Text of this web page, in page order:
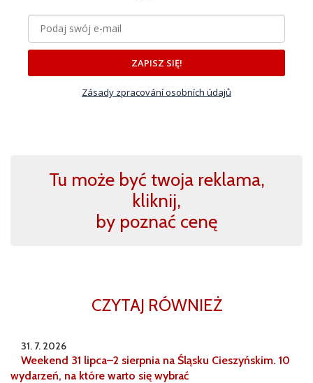
ZAPISZ SIĘ!
Zásady zpracování osobních údajů
Tu może być twoja reklama,
kliknij,
by poznać cenę
CZYTAJ RÓWNIEŻ
31. 7. 2026
Weekend 31 lipca–2 sierpnia na Śląsku Cieszyńskim. 10
wydarzeń, na które warto się wybrać